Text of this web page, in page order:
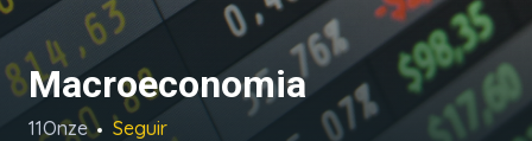
Macroeconomia
11Onze Seguir